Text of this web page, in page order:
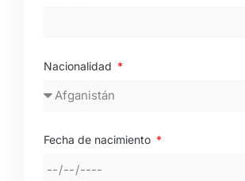
Nacionalidad
Fecha de nacimiento